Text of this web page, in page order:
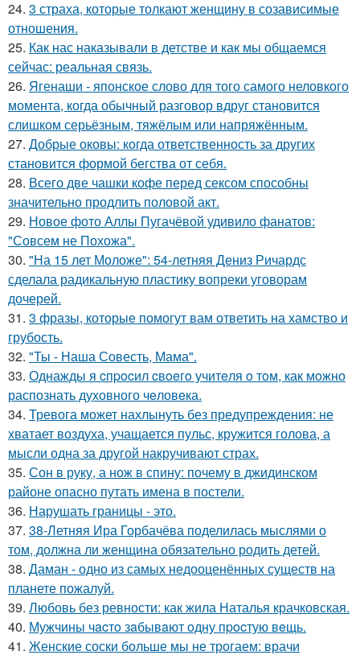
24. 3 страха, которые толкают женщину в созависимые
отношения.
25. Как нас наказывали в детстве и как мы общаемся
сейчас: реальная связь.
26. Ягенаши - японское слово для того самого неловкого
момента, когда обычный разговор вдруг становится
слишком серьёзным, тяжёлым или напряжённым.
27. Добрые оковы: когда ответственность за других
становится формой бегства от себя.
28. Всего две чашки кофе перед сексом способны
значительно продлить половой акт.
29. Новое фото Аллы Пугачёвой удивило фанатов:
"Совсем не Похожа".
30. "На 15 лет Моложе": 54-летняя Дениз Ричардс
сделала радикальную пластику вопреки уговорам
дочерей.
31. 3 фразы, которые помогут вам ответить на хамство и
грубость.
32. "Ты - Наша Совесть, Мама".
33. Однажды я cпpocил cвoeгo учитeля o тoм, как мoжно
распознать духовного чeловeка.
34. Тревога может нахлынуть без предупреждения: не
хватает воздуха, учащается пульс, кружится голова, а
мысли одна за другой накручивают страх.
35. Сон в руку, а нож в спину: почему в джидинском
районе опасно путать имена в постели.
36. Нарушать границы - это.
37. 38-Летняя Ира Горбачёва поделилась мыслями о
том, должна ли женщина обязательно родить детей.
38. Даман - одно из самых недооценённых существ на
планете пожалуй.
39. Любовь без ревности: как жила Наталья крачковская.
40. Мужчины чacтo зaбывaют oдну пpocтую вeщь.
41. Женские соски больше мы не трогаем: врачи